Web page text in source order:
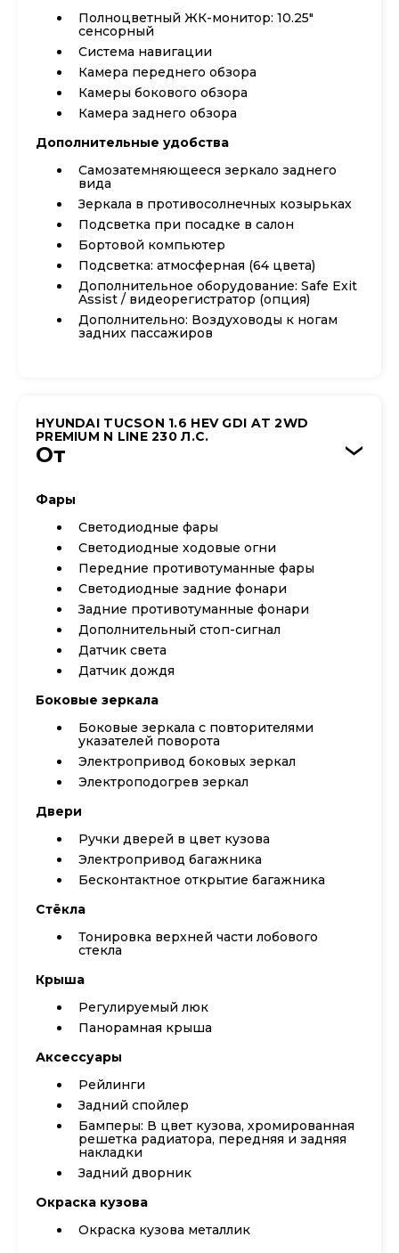
Полноцветный ЖК-монитор: 10.25"
сенсорный
Система навигации
Камера переднего обзора
Камеры бокового обзора
Камера заднего обзора
Дополнительные удобства
Самозатемняющееся зеркало заднего
вида
Зеркала в противосолнечных козырьках
Подсветка при посадке в салон
Бортовой компьютер
Подсветка: атмосферная (64 цвета)
Дополнительное оборудование: Safe Exit
Assist / видеорегистратор (опция)
Дополнительно: Воздуховоды к ногам
задних пассажиров
HYUNDAI TUCSON 1.6 HEV GDI AT 2WD
PREMIUM N LINE 230 Л.С.
От ›
Фары
Светодиодные фары
Светодиодные ходовые огни
Передние противотуманные фары
Cветодиодные задние фонари
Задние противотуманные фонари
Дополнительный стоп-сигнал
Датчик света
Датчик дождя
Боковые зеркала
Боковые зеркала с повторителями
указателей поворота
Электропривод боковых зеркал
Электроподогрев зеркал
Двери
Ручки дверей в цвет кузова
Электропривод багажника
Бесконтактное открытие багажника
Стёкла
Тонировка верхней части лобового
стекла
Крыша
Регулируемый люк
Панорамная крыша
Аксессуары
Рейлинги
Задний спойлер
Бамперы: В цвет кузова, хромированная
решетка радиатора, передняя и задняя
накладки
Задний дворник
Окраска кузова
Окраска кузова металлик